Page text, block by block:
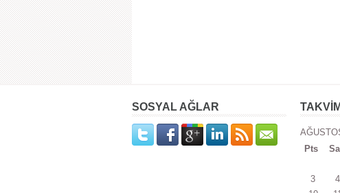
SOSYAL AĞLAR TAKVİM
Pts
Sal
3
4